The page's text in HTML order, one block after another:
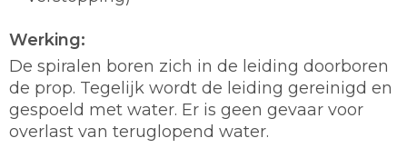
Werking:
De spiralen boren zich in de leiding doorboren
de prop. Tegelijk wordt de leiding gereinigd en
gespoeld met water. Er is geen gevaar voor
overlast van teruglopend water.